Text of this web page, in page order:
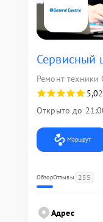
Сервисный
Ремонт техники
5,0
Открыто до
Маршрут
ОбзорОтзывы 255
Адрес